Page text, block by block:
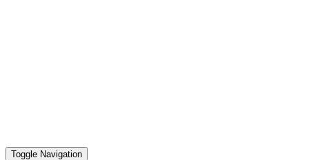
Toggle Navigation